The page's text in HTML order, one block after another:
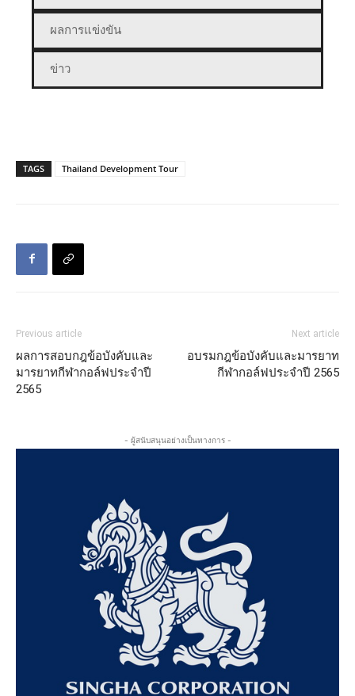
ผลการแข่งขัน
ข่าว
TAGS Thailand Development Tour
Previous article
ผลการสอบกฎข้อบังคับและ
มารยาทกีฬากอล์ฟประจำปี
2565
Next article
อบรมกฎข้อบังคับและมารยาท
กีฬากอล์ฟประจำปี 2565
- ผู้สนับสนุนอย่างเป็นทางการ -